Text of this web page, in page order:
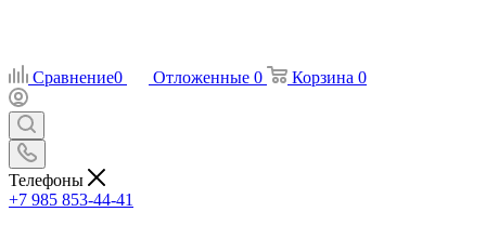
Сравнение0 Отложенные 0 Корзина 0
Телефоны
+7 985 853-44-41